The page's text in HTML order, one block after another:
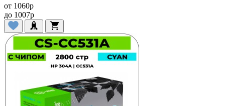
от 1060p
до 1007p